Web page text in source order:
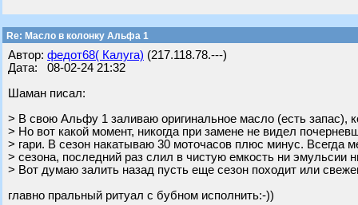
Re: Масло в колонку Альфа 1
Автор: федот68( Калуга) (217.118.78.---)
Дата: 08-02-24 21:32
Шаман писал:
> В свою Альфу 1 заливаю оригинальное масло (есть запас),
> Но вот какой момент, никогда при замене не видел
> гари. В сезон накатываю 30 моточасов плюс минус. Всегда
> сезона, последний раз слил в чистую емкость ни эмульсии
> Вот думаю залить назад пусть еще сезон походит или
главно пральный ритуал с бубном исполнить:-))